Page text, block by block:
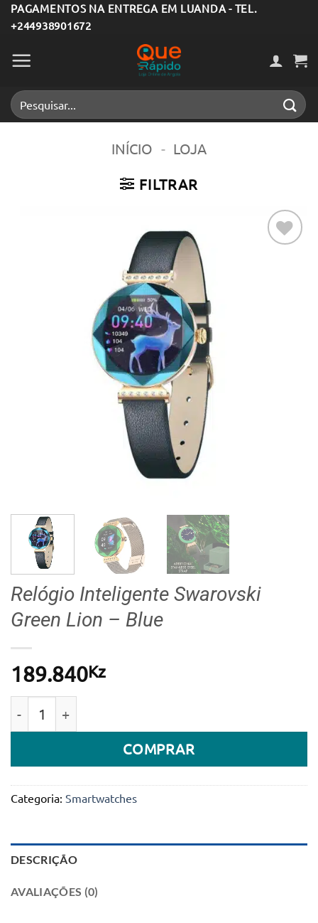
Skip
to
content
PAGAMENTOS NA ENTREGA EM LUANDA - TEL.
+244938901672
Pesquisar
por:
INÍCIO - LOJA
FILTRAR
Relógio Inteligente Swarovski
Green Lion – Blue
189.840Kz
COMPRAR
Categoria: Smartwatches
DESCRIÇÃO
AVALIAÇÕES (0)